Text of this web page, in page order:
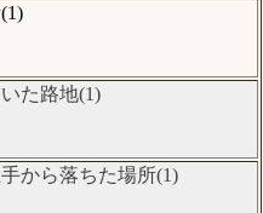
た路地(1)
から落ちた場所(1)